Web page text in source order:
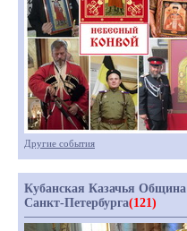
Другие события
Кубанская Казачья Община
Санкт-Петербурга(121)